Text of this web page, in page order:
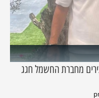
מחברת החשמל חגג